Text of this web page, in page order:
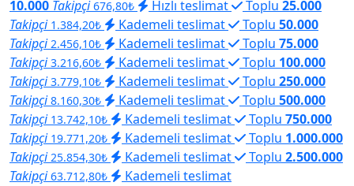
10.000 Takipçi 676,80₺ Hızlı teslimat Toplu 25.000
Takipçi 1.384,20₺ Kademeli teslimat Toplu 50.000
Takipçi 2.456,10₺ Kademeli teslimat Toplu 75.000
Takipçi 3.216,60₺ Kademeli teslimat Toplu 100.000
Takipçi 3.779,10₺ Kademeli teslimat Toplu 250.000
Takipçi 8.160,30₺ Kademeli teslimat Toplu 500.000
Takipçi 13.742,10₺ Kademeli teslimat Toplu 750.000
Takipçi 19.771,20₺ Kademeli teslimat Toplu 1.000.000
Takipçi 25.854,30₺ Kademeli teslimat Toplu 2.500.000
Takipçi 63.712,80₺ Kademeli teslimat